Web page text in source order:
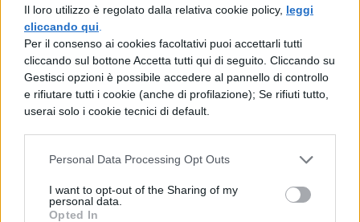
Il loro utilizzo è regolato dalla relativa cookie policy, leggi
cliccando qui
Per il consenso ai cookies facoltativi puoi accettarli tutti
cliccando sul bottone Accetta tutti qui di seguito. Cliccando su
Gestisci opzioni è possibile accedere al pannello di controllo
e rifiutare tutti i cookie (anche di profilazione); Se rifiuti tutto,
userai solo i cookie tecnici di default.
Personal Data Processing Opt Outs
I want to opt-out of the Sharing of my
personal data.
Opted In